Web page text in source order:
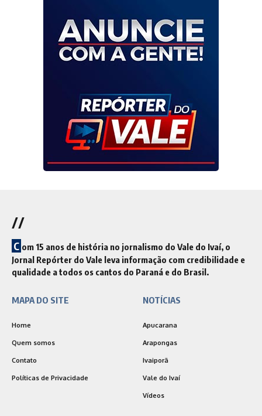
//
C om 15 anos de história no jornalismo do Vale do Ivaí, o
Jornal Repórter do Vale leva informação com credibilidade e
qualidade a todos os cantos do Paraná e do Brasil.
MAPA DO SITE
Home
Quem somos
Contato
Políticas de Privacidade
NOTÍCIAS
Apucarana
Arapongas
Ivaiporã
Vale do Ivaí
Vídeos